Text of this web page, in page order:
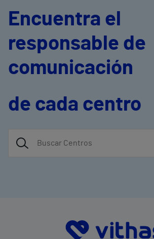
Encuentra el
responsable de
comunicación
de cada centro